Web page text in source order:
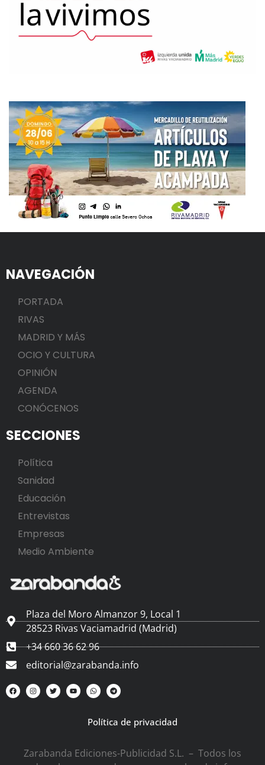
NAVEGACIÓN
PORTADA
RIVAS
MADRID Y MÁS
OCIO Y CULTURA
OPINIÓN
AGENDA
CONÓCENOS
SECCIONES
Política
Sanidad
Educación
Entrevistas
Empresas
Medio Ambiente
Plaza del Moro Almanzor 9, Local 1
28523 Rivas Vaciamadrid (Madrid)
+34 660 36 62 96
editorial@zarabanda.info
Política de privacidad
Zarabanda Ediciones-Publicidad S.L. – Todos los